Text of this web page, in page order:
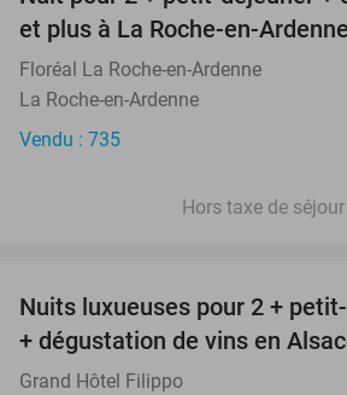
et plus à La Roche-en-Ardenne
Floréal La Roche-en-Ardenne
La Roche-en-Ardenne
Vendu : 735
Hors taxe de
Nuits luxueuses pour 2 +
+ dégustation de vins en
Grand Hôtel Filippo